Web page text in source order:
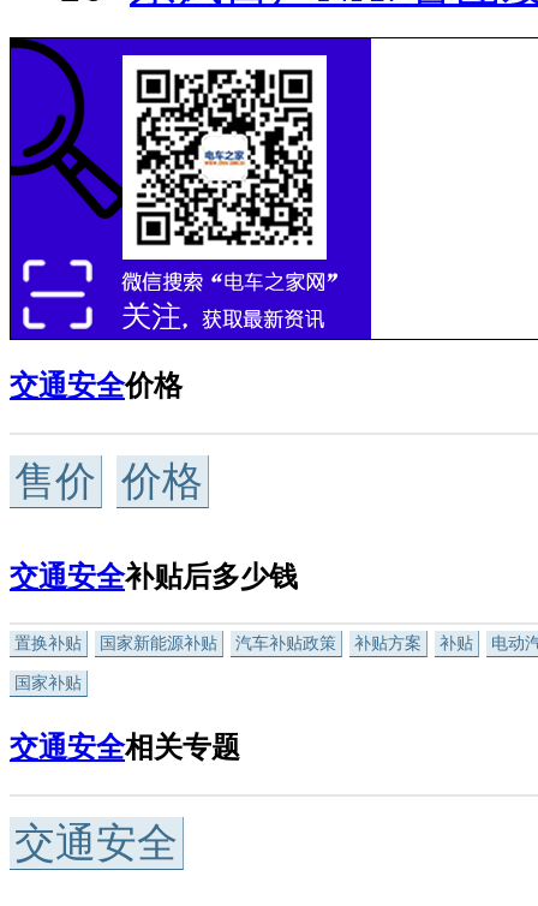
交通安全价格
售价 价格
交通安全补贴后多少钱
置换补贴 国家新能源补贴 汽车补贴政策 补贴方案 补贴 电动
国家补贴
交通安全相关专题
交通安全